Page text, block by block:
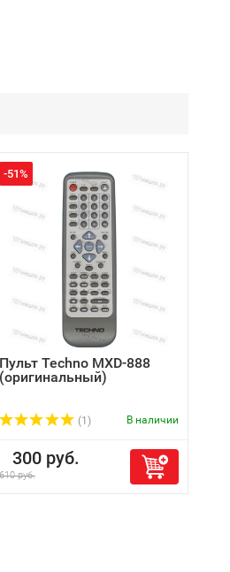
-51%
Пульт Techno MXD-888
(оригинальный)
(1) В наличии
300 руб.
610 руб.